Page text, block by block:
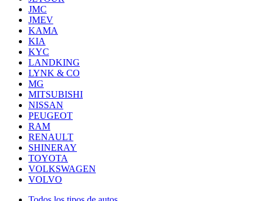
JMC
JMEV
KAMA
KIA
KYC
LANDKING
LYNK & CO
MG
MITSUBISHI
NISSAN
PEUGEOT
RAM
RENAULT
SHINERAY
TOYOTA
VOLKSWAGEN
VOLVO